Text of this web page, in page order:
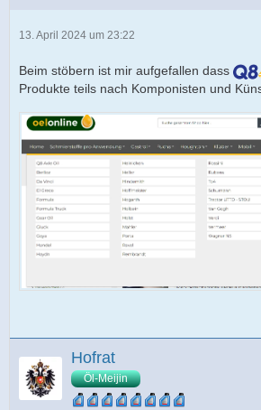
13. April 2024 um 23:22
Beim stöbern ist mir aufgefallen dass
Produkte teils nach Komponisten und
Hofrat
Öl-Meijin